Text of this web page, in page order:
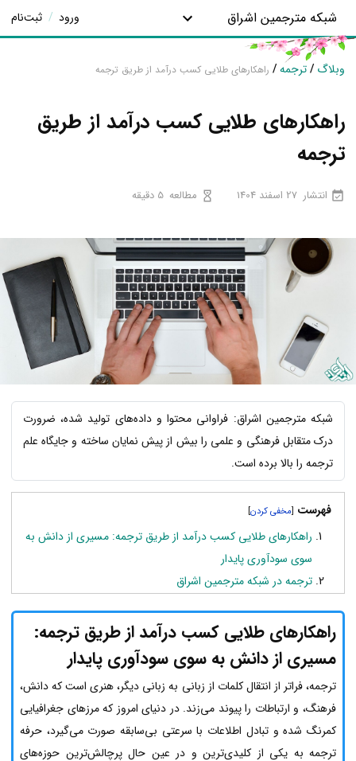
شبکه مترجمین اشراق ورود / ثبت‌نام
وبلاگ /ترجمه/ راهکارهای طلایی کسب درآمد از طریق ترجمه
راهکارهای طلایی کسب درآمد از طریق
ترجمه
انتشار 27 اسفند 1404 مطالعه 5 دقیقه
شبکه مترجمین اشراق: فراوانی محتوا و داده‌های تولید شده، ضرورت
درک متقابل فرهنگی و علمی را بیش از پیش نمایان ساخته و جایگاه علم
ترجمه را بالا برده است.
فهرست [
]
راهکارهای طلایی کسب درآمد از طریق ترجمه: مسیری از دانش به
سوی سودآوری پایدار
ترجمه در شبکه مترجمین اشراق
راهکارهای طلایی کسب درآمد از طریق ترجمه:
مسیری از دانش به سوی سودآوری پایدار
ترجمه، فراتر از انتقال کلمات از زبانی به زبانی دیگر، هنری است که دانش،
فرهنگ، و ارتباطات را پیوند می‌زند. در دنیای امروز که مرزهای جغرافیایی
کمرنگ شده و تبادل اطلاعات با سرعتی بی‌سابقه صورت می‌گیرد، حرفه
ترجمه به یکی از کلیدی‌ترین و در عین حال پرچالش‌ترین حوزه‌های